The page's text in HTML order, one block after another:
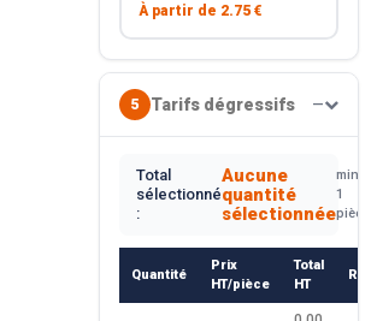
À partir de 2.75 €
5 Tarifs dégressifs —
Total
sélectionné
:
Aucune
quantité
sélectionnée
min.
1
pièce
Quantité
Prix
HT/pièce
Total
HT